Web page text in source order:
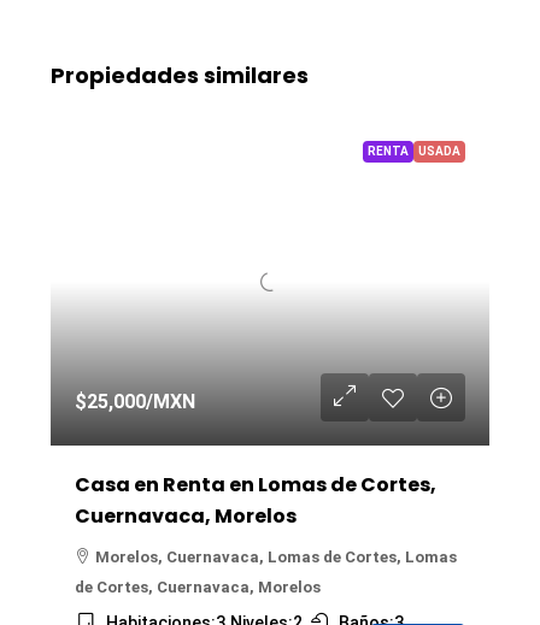
Propiedades similares
RENTA USADA
$25,000/MXN
Casa en Renta en Lomas de Cortes,
Cuernavaca, Morelos
Morelos, Cuernavaca, Lomas de Cortes, Lomas
de Cortes, Cuernavaca, Morelos